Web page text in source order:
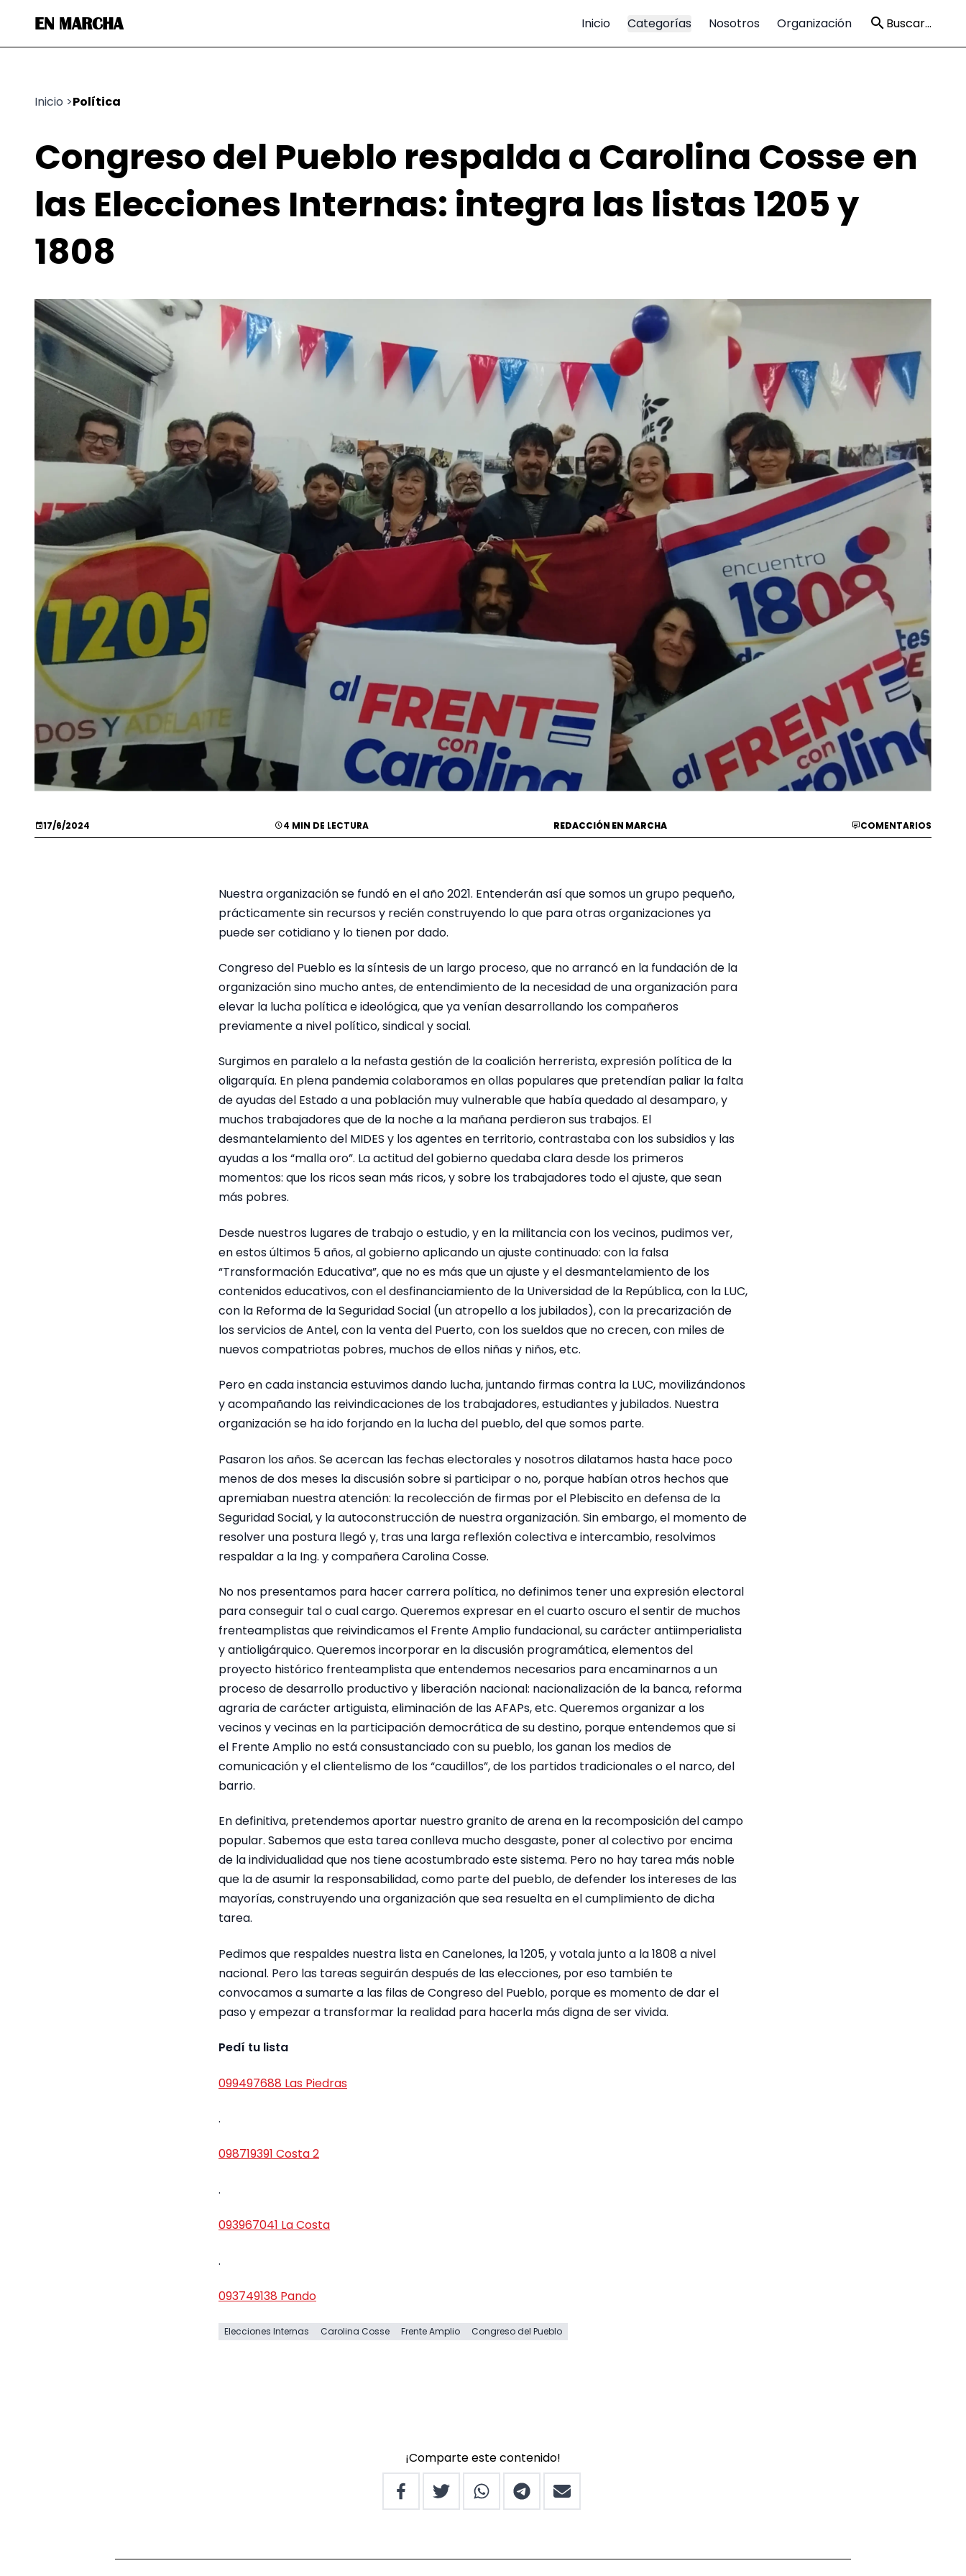
EN MARCHA Inicio Categorías Nosotros Organización Buscar...
Inicio >Política
Congreso del Pueblo respalda a Carolina Cosse en
las Elecciones Internas: integra las listas 1205 y
1808
17/6/2024 4 MIN DE LECTURA REDACCIÓN EN MARCHA COMENTARIOS
Nuestra organización se fundó en el año 2021. Entenderán así que somos un grupo pequeño,
prácticamente sin recursos y recién construyendo lo que para otras organizaciones ya
puede ser cotidiano y lo tienen por dado.
Congreso del Pueblo es la síntesis de un largo proceso, que no arrancó en la fundación de la
organización sino mucho antes, de entendimiento de la necesidad de una organización para
elevar la lucha política e ideológica, que ya venían desarrollando los compañeros
previamente a nivel político, sindical y social.
Surgimos en paralelo a la nefasta gestión de la coalición herrerista, expresión política de la
oligarquía. En plena pandemia colaboramos en ollas populares que pretendían paliar la falta
de ayudas del Estado a una población muy vulnerable que había quedado al desamparo, y
muchos trabajadores que de la noche a la mañana perdieron sus trabajos. El
desmantelamiento del MIDES y los agentes en territorio, contrastaba con los subsidios y las
ayudas a los “malla oro”. La actitud del gobierno quedaba clara desde los primeros
momentos: que los ricos sean más ricos, y sobre los trabajadores todo el ajuste, que sean
más pobres.
Desde nuestros lugares de trabajo o estudio, y en la militancia con los vecinos, pudimos ver,
en estos últimos 5 años, al gobierno aplicando un ajuste continuado: con la falsa
“Transformación Educativa”, que no es más que un ajuste y el desmantelamiento de los
contenidos educativos, con el desfinanciamiento de la Universidad de la República, con la LUC,
con la Reforma de la Seguridad Social (un atropello a los jubilados), con la precarización de
los servicios de Antel, con la venta del Puerto, con los sueldos que no crecen, con miles de
nuevos compatriotas pobres, muchos de ellos niñas y niños, etc.
Pero en cada instancia estuvimos dando lucha, juntando firmas contra la LUC, movilizándonos
y acompañando las reivindicaciones de los trabajadores, estudiantes y jubilados. Nuestra
organización se ha ido forjando en la lucha del pueblo, del que somos parte.
Pasaron los años. Se acercan las fechas electorales y nosotros dilatamos hasta hace poco
menos de dos meses la discusión sobre si participar o no, porque habían otros hechos que
apremiaban nuestra atención: la recolección de firmas por el Plebiscito en defensa de la
Seguridad Social, y la autoconstrucción de nuestra organización. Sin embargo, el momento de
resolver una postura llegó y, tras una larga reflexión colectiva e intercambio, resolvimos
respaldar a la Ing. y compañera Carolina Cosse.
No nos presentamos para hacer carrera política, no definimos tener una expresión electoral
para conseguir tal o cual cargo. Queremos expresar en el cuarto oscuro el sentir de muchos
frenteamplistas que reivindicamos el Frente Amplio fundacional, su carácter antiimperialista
y antioligárquico. Queremos incorporar en la discusión programática, elementos del
proyecto histórico frenteamplista que entendemos necesarios para encaminarnos a un
proceso de desarrollo productivo y liberación nacional: nacionalización de la banca, reforma
agraria de carácter artiguista, eliminación de las AFAPs, etc. Queremos organizar a los
vecinos y vecinas en la participación democrática de su destino, porque entendemos que si
el Frente Amplio no está consustanciado con su pueblo, los ganan los medios de
comunicación y el clientelismo de los “caudillos”, de los partidos tradicionales o el narco, del
barrio.
En definitiva, pretendemos aportar nuestro granito de arena en la recomposición del campo
popular. Sabemos que esta tarea conlleva mucho desgaste, poner al colectivo por encima
de la individualidad que nos tiene acostumbrado este sistema. Pero no hay tarea más noble
que la de asumir la responsabilidad, como parte del pueblo, de defender los intereses de las
mayorías, construyendo una organización que sea resuelta en el cumplimiento de dicha
tarea.
Pedimos que respaldes nuestra lista en Canelones, la 1205, y votala junto a la 1808 a nivel
nacional. Pero las tareas seguirán después de las elecciones, por eso también te
convocamos a sumarte a las filas de Congreso del Pueblo, porque es momento de dar el
paso y empezar a transformar la realidad para hacerla más digna de ser vivida.
Pedí tu lista
099497688 Las Piedras
.
098719391 Costa 2
.
093967041 La Costa
.
093749138 Pando
Elecciones Internas Carolina Cosse Frente Amplio Congreso del Pueblo
¡Comparte este contenido!